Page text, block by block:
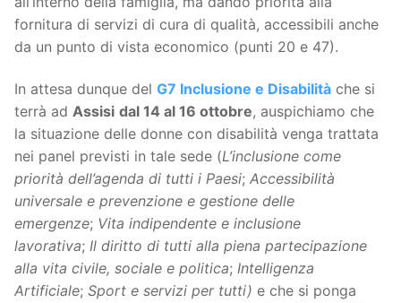
fornitura di servizi di cura di qualità, accessibili anche
da un punto di vista economico (punti 20 e 47).
In attesa dunque del G7 Inclusione e Disabilità che si
terrà ad Assisi dal 14 al 16 ottobre, auspichiamo che
la situazione delle donne con disabilità venga trattata
nei panel previsti in tale sede (L’inclusione come
priorità dell’agenda di tutti i Paesi; Accessibilità
universale e prevenzione e gestione delle
emergenze; Vita indipendente e inclusione
lavorativa; Il diritto di tutti alla piena partecipazione
alla vita civile, sociale e politica; Intelligenza
Artificiale; Sport e servizi per tutti) e che si ponga